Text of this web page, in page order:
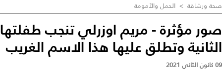
صحة ورشاقة > الحمل والآمومة
صور مؤثرة - مريم اوزرلي تنجب طفلتها
الثانية وتطلق عليها هذا الاسم الغريب
09 كانون الثاني 2021